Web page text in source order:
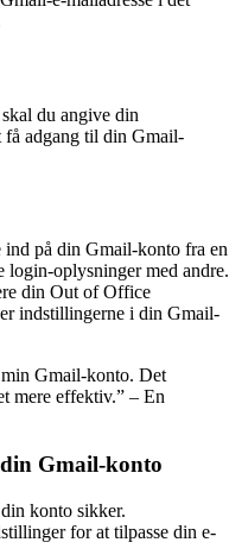
du angive din
adgang til din Gmail-
ind på din Gmail-konto fra en
login-oplysninger med andre.
din Out of Office
indstillingerne i din Gmail-
min Gmail-konto. Det
mere effektiv.” – En
Gmail-konto
konto sikker.
for at tilpasse din e-